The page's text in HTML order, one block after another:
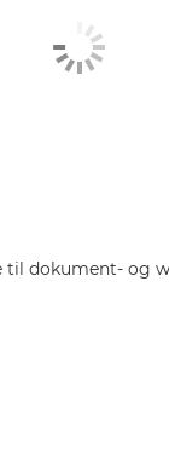
til dokument- og